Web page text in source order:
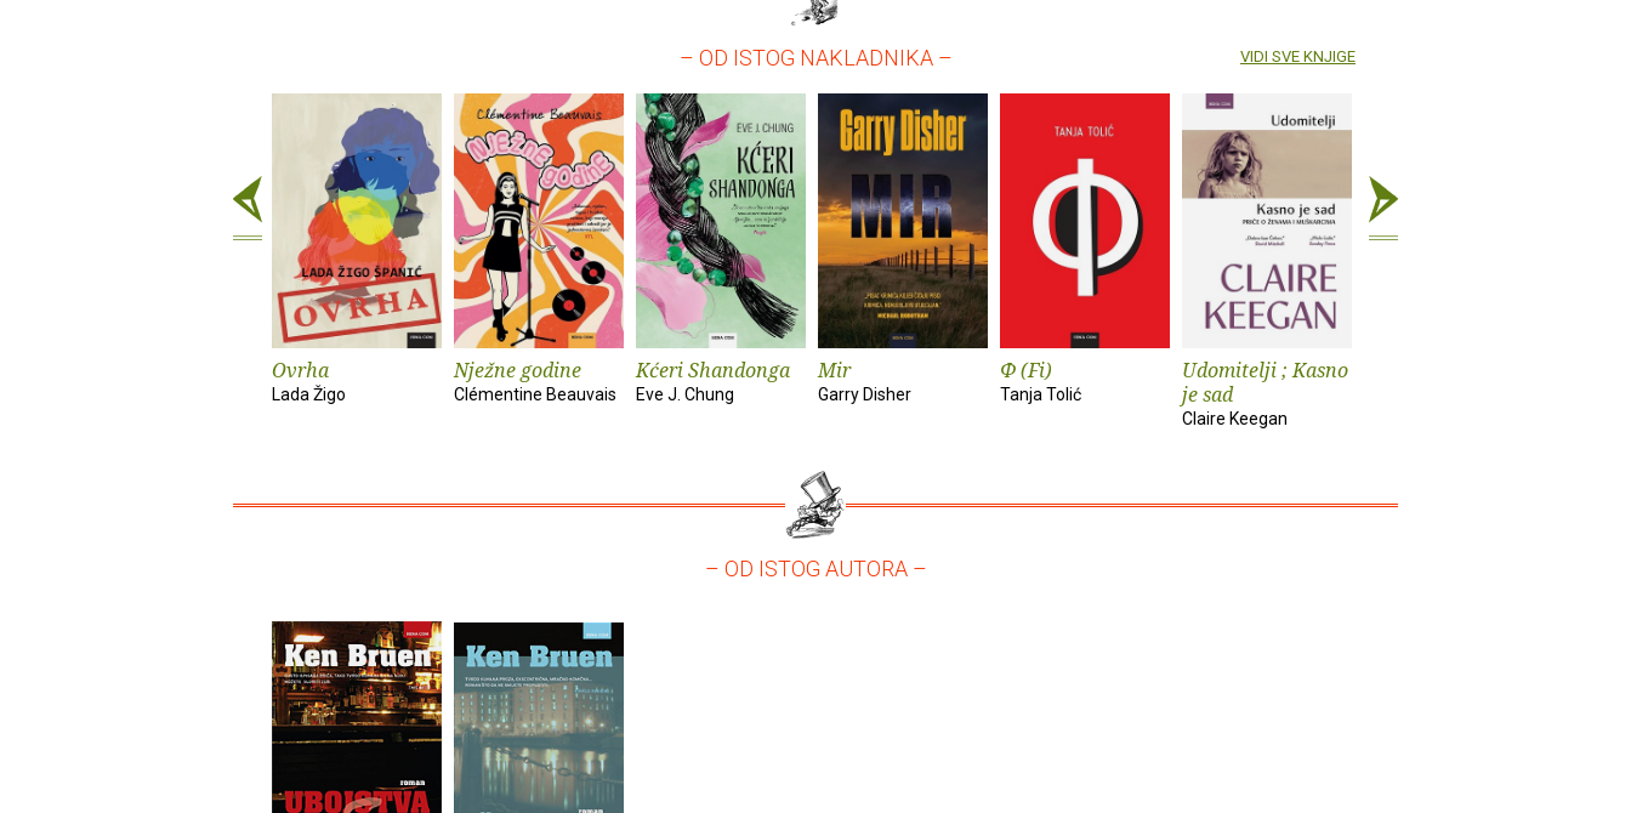
– OD ISTOG NAKLADNIKA –
Ovrha
Lada Žigo
Nježne godine
Clémentine Beauvais
Kćeri Shandonga
Eve J. Chung
Mir
Garry Disher
Φ (Fi)
Tanja Tolić
Udomitelji ; Kasno
je sad
Claire Keegan
VIDI SVE KNJIGE
– OD ISTOG AUTORA –